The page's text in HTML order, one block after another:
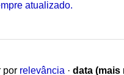
atualizado.
por relevância · data (mais